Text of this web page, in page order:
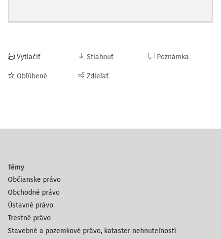
Vytlačiť
Obľúbené
Stiahnuť
Zdieľať
Poznámka
Témy
Občianske právo
Obchodné právo
Ústavné právo
Trestné právo
Stavebné a pozemkové právo, kataster nehnuteľností